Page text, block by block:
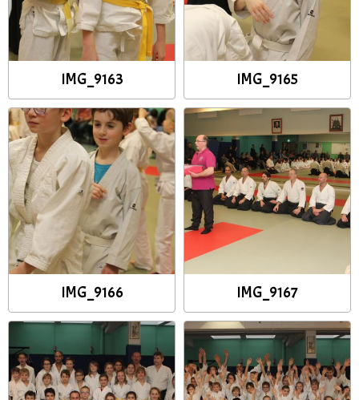
IMG_9163 IMG_9165
IMG_9166 IMG_9167